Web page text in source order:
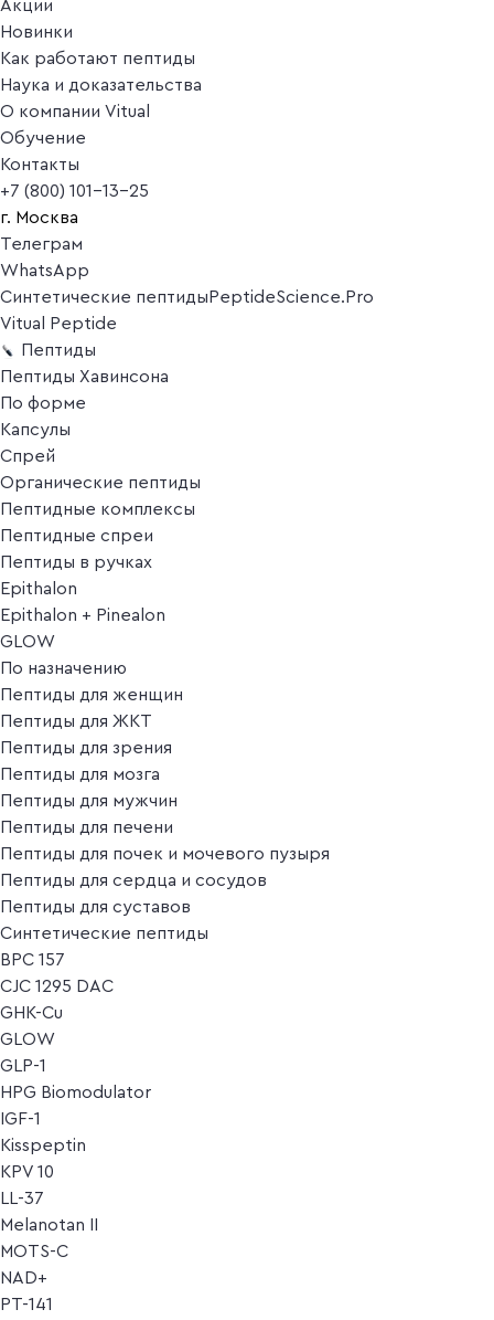
Акции
Новинки
Как работают пептиды
Наука и доказательства
О компании Vitual
Обучение
Контакты
+7 (800) 101-13-25
г. Москва
Телеграм
WhatsApp
Синтетические пептиды PeptideScience.Pro
Vitual Peptide
Пептиды
Пептиды Хавинсона
По форме
Капсулы
Спрей
Органические пептиды
Пептидные комплексы
Пептидные спреи
Пептиды в ручках
Epithalon
Epithalon + Pinealon
GLOW
По назначению
Пептиды для женщин
Пептиды для ЖКТ
Пептиды для зрения
Пептиды для мозга
Пептиды для мужчин
Пептиды для печени
Пептиды для почек и мочевого пузыря
Пептиды для сердца и сосудов
Пептиды для суставов
Синтетические пептиды
BPC 157
CJC 1295 DAC
GHK-Cu
GLOW
GLP-1
HPG Biomodulator
IGF-1
Kisspeptin
KPV 10
LL-37
Melanotan II
MOTS-C
NAD+
PT-141